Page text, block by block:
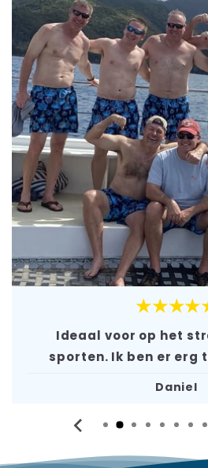
Ideaal voor op het
sporten. Ik ben er erg
Daniel